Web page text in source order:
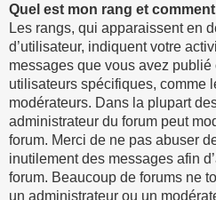
Quel est mon rang et
Les rangs, qui apparaissent en
d’utilisateur, indiquent votre
messages que vous avez
utilisateurs spécifiques, comme
modérateurs. Dans la plupart
administrateur du forum peut
forum. Merci de ne pas abuser
inutilement des messages afin
forum. Beaucoup de forums ne
un administrateur ou un